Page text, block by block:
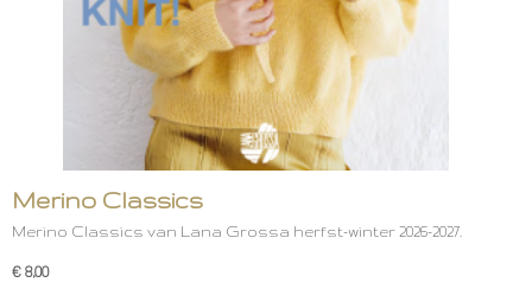
Merino Classics
Merino Classics van Lana Grossa herfst-winter 2026-2027.
€ 8,00